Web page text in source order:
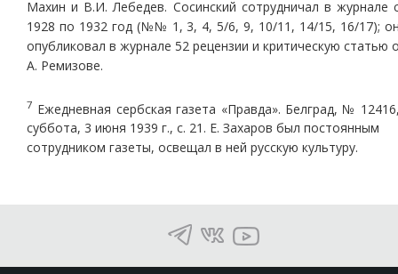
Махин и В.И. Лебедев. Сосинский сотрудничал в журнале
1928 по 1932 год (№№ 1, 3, 4, 5/6, 9, 10/11, 14/15, 16/17);
опубликовал в журнале 52 рецензии и критическую статью
А. Ремизове.
7 Ежедневная сербская газета «Правда». Белград, №
суббота, 3 июня 1939 г., с. 21. Е. Захаров был постоянным
сотрудником газеты, освещал в ней русскую культуру.